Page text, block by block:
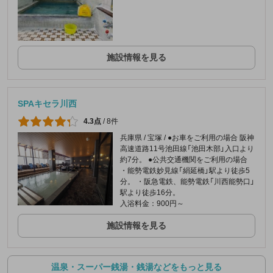
施設情報を見る
SPAキセラ川西
4.3点 /8件
兵庫県 / 宝塚 / ●お車をご利用の場合 阪神
高速道路11号池田線「池田木部」入口より
約7分。 ●公共交通機関をご利用の場合
・能勢電鉄妙見線「絹延橋」駅より徒歩5
分。 ・阪急電鉄、能勢電鉄「川西能勢口」
駅より徒歩16分。
入浴料金：900円～
施設情報を見る
温泉・スーパー銭湯・銭湯などをもっと見る